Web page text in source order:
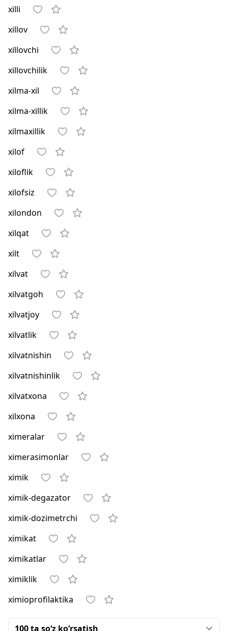
xilli
xillov
xillovchi
xillovchilik
xilma-xil
xilma-xillik
xilmaxillik
xilof
xiloflik
xilofsiz
xilondon
xilqat
xilt
xilvat
xilvatgoh
xilvatjoy
xilvatlik
xilvatnishin
xilvatnishinlik
xilvatxona
xilxona
ximeralar
ximerasimonlar
ximik
ximik-degazator
ximik-dozimetrchi
ximikat
ximikatlar
ximiklik
ximioprofilaktika